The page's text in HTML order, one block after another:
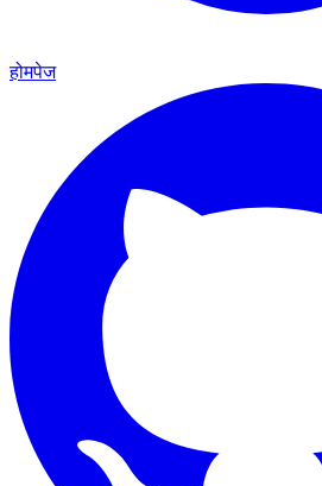
होमपेज